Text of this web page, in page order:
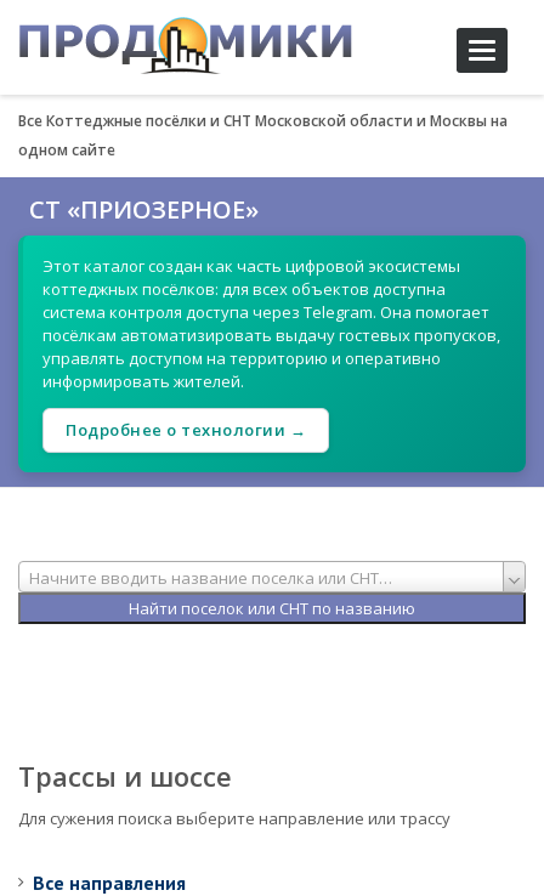
Toggle
Все Коттеджные посёлки и СНТ Московской области и Москвы на
одном сайте
СТ «ПРИОЗЕРНОЕ»
Этот каталог создан как часть цифровой экосистемы
коттеджных посёлков: для всех объектов доступна
система контроля доступа через Telegram. Она помогает
посёлкам автоматизировать выдачу гостевых пропусков,
управлять доступом на территорию и оперативно
информировать жителей.
Подробнее о технологии →
Начните вводить название поселка или СНТ…
Трассы и шоссе
Для сужения поиска выберите направление или трассу
Все направления